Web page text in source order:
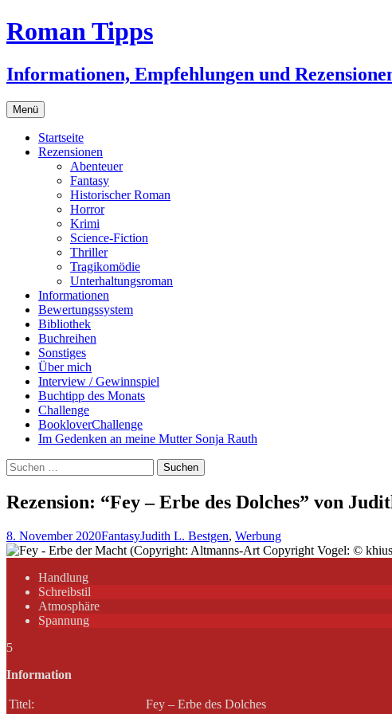
Zum
Inhalt
Roman Tipps
Informationen, Empfehlungen und
Menü
Startseite
Rezensionen
Abenteuer
Fantasy
Historischer Roman
Horror
Krimi
Science-Fiction
Thriller
Tragikomödie
Unterhaltungsroman
Informationen
Bewertungssystem
Bibliothek
Buchreihen
Sonstiges
Über mich
Interview / Gewinnspiel
Buchtipp des Monats
Challenge
BookloverChallenge
Im Gedenken an meine Mutter Sonja Rauth
Suchen
nach:
Rezension: “Fey – Erbe des Dolches” von
8. November 2020FantasyJudith L. Bestgen, Werbung
(Copyright: Altmanns-Art Copyright Vogel: ©
Handlung
Schreibstil
Atmosphäre
Spannung
5
Information
Titel:
Fey – Erbe des Dolches